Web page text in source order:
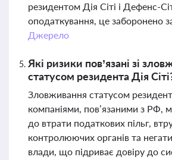
резидентом Дія Сіті і Дефенс-
оподаткування, це заборонено
Джерело
Які ризики пов’язані зі
статусом резидента Дія
Зловживання статусом
компаніями, пов’язаними з РФ,
до втрати податкових пільг,
контролюючих органів та
влади, що підриває довіру до